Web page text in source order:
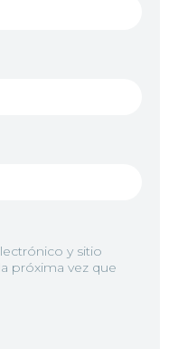
y sitio
próxima vez que